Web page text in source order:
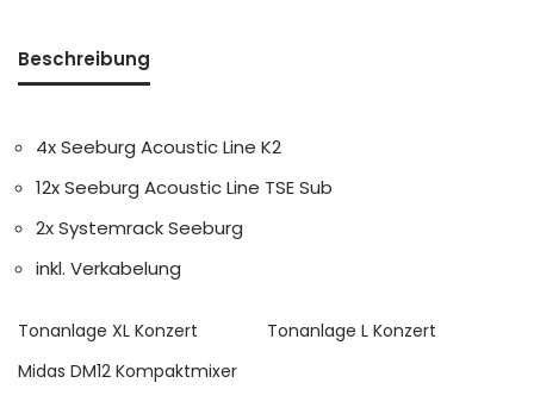
Beschreibung
4x Seeburg Acoustic Line K2
12x Seeburg Acoustic Line TSE Sub
2x Systemrack Seeburg
inkl. Verkabelung
Tonanlage XL Konzert
Tonanlage L Konzert
Midas DM12 Kompaktmixer